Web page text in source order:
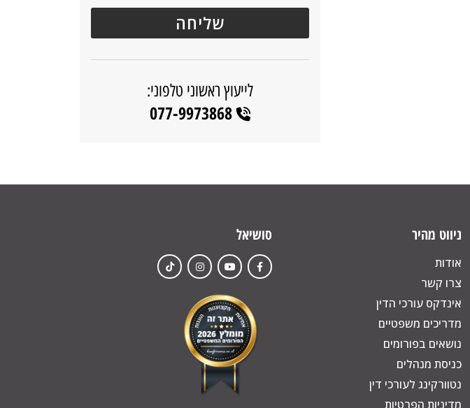
לייעוץ ראשוני טלפוני:
077-9973868
ניווט מהיר
אודות
צרו קשר
אינדקס עורכי הדין
מדריכים משפטיים
נושאים בפורומים
כניסת מנהלים
נטוורקינג לעורכי דין
מדיניות הפרטיות
סושיאל